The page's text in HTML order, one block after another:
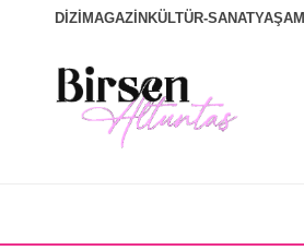
DİZİ MAGAZİN KÜLTÜR-SANATYAŞAM